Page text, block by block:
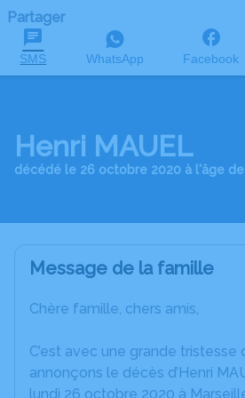
Partager
SMS WhatsApp Facebook
Henri MAUEL
décédé le 26 octobre 2020 à l'âge de
Message de la famille
Chère famille, chers amis,
C’est avec une grande tristesse
annonçons le décès d’Henri
lundi 26 octobre 2020 à